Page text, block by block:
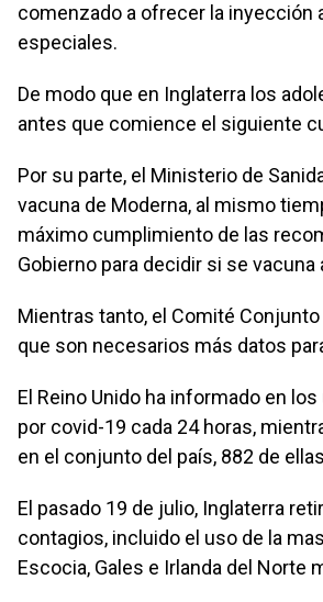
comenzado a ofrecer la
especiales.
De modo que en Inglaterra los
antes que comience el siguiente
Por su parte, el Ministerio de
vacuna de Moderna, al mismo
máximo cumplimiento de las
Gobierno para decidir si se vacuna
Mientras tanto, el Comité
que son necesarios más datos
El Reino Unido ha informado en
por covid-19 cada 24 horas,
en el conjunto del país, 882 de
El pasado 19 de julio, Inglaterra
contagios, incluido el uso de la
Escocia, Gales e Irlanda del Norte